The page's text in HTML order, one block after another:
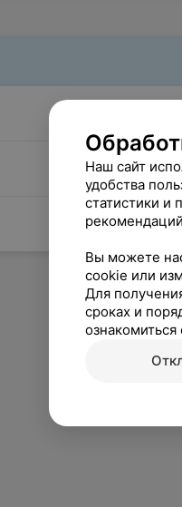
Наш сайт
удобства
статистики и
Вы можете
cookie или
Для
сроках и